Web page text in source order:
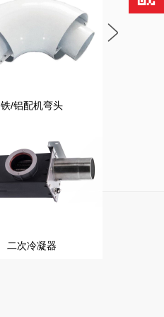
铁/铝配机弯头
二次冷凝器